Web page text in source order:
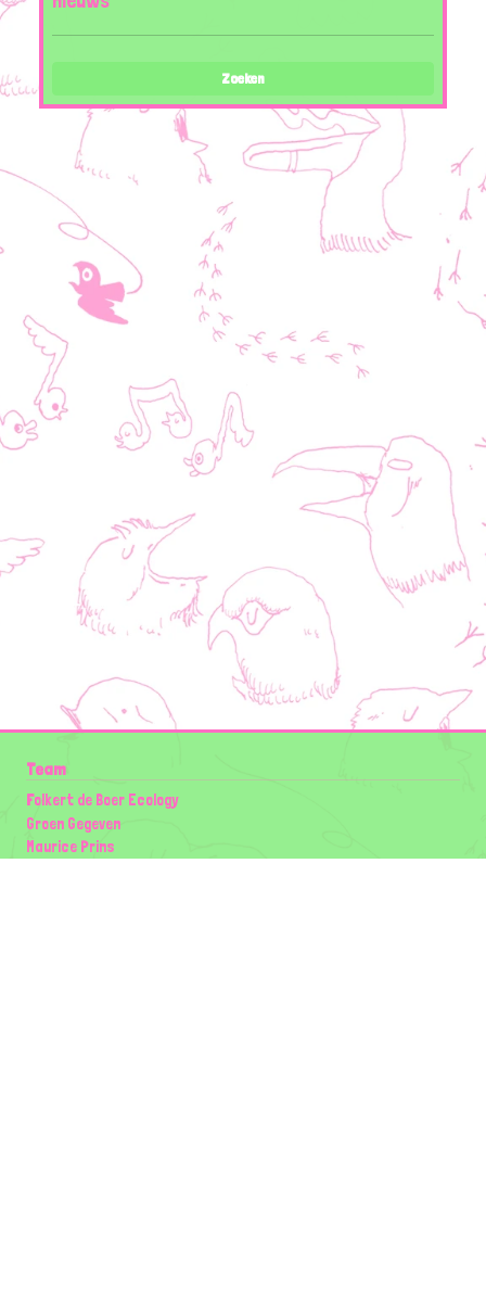
Zoeken
Team
Folkert de Boer Ecology
Groen Gegeven
Maurice Prins